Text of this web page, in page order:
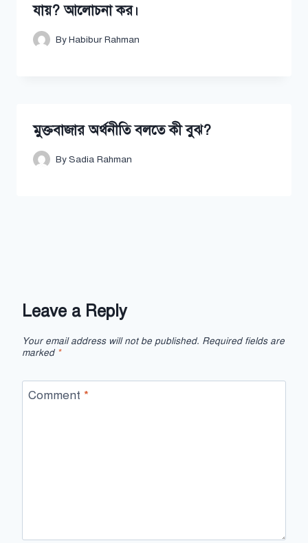
যায়? আলোচনা কর।
ByHabibur Rahman
মুক্তবাজার অর্থনীতি বলতে কী বুঝ?
BySadia Rahman
Leave a Reply
Your email address will not be published. Required fields are
marked *
Comment *